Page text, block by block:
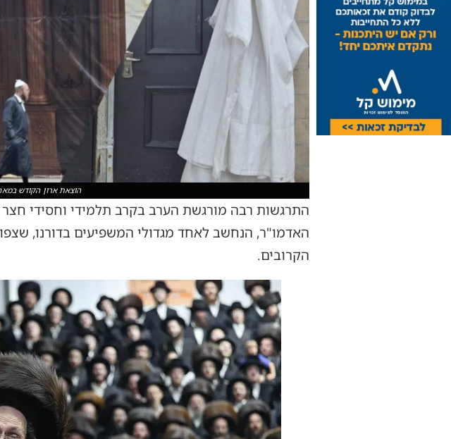
הוצאת ארון הקודש
התרגשות רבה מורגשת הערב בקרב תלמידי וחסידי
האדמו"ר, הנחשב לאחד מגדולי המשפיעים בדורנו,
הקרובים.